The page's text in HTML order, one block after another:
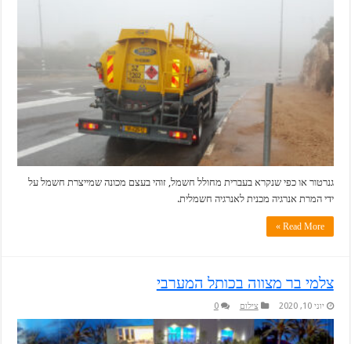
גנרטור או כפי שנקרא בעברית מחולל חשמל, זוהי בעצם מכונה שמייצרת חשמל על
ידי המרת אנרגיה מכנית לאנרגיה חשמלית.
Read More »
צלמי בר מצווה בכותל המערבי
יוני 10, 2020 צילום 0